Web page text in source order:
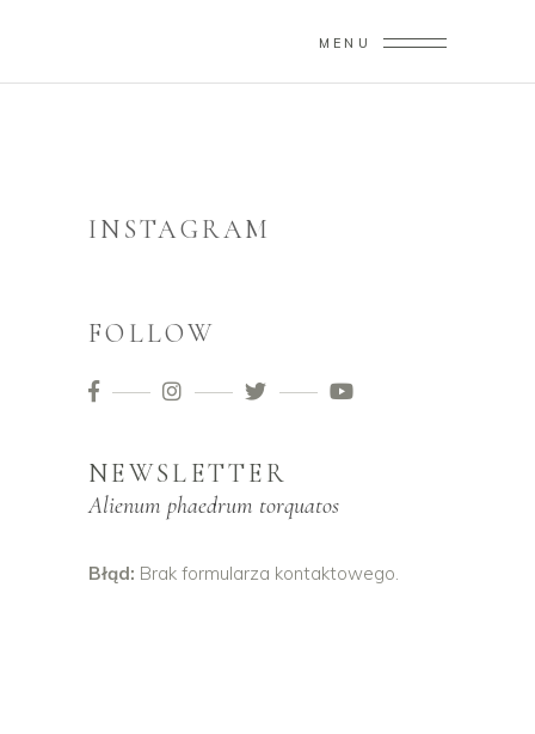
MENU
INSTAGRAM
FOLLOW
NEWSLETTER
Alienum phaedrum torquatos
Błąd: Brak formularza kontaktowego.